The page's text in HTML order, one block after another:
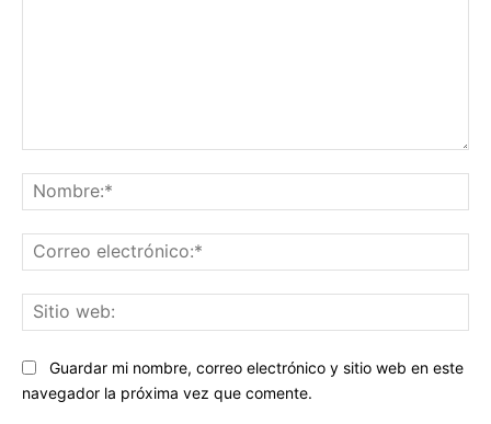
Guardar mi nombre, correo electrónico y sitio web en este
navegador la próxima vez que comente.